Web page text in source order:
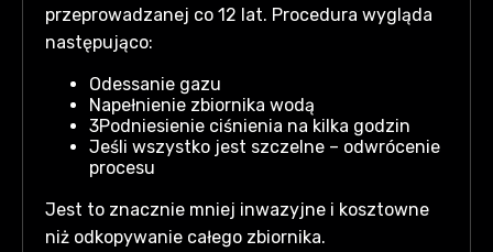
przeprowadzanej co 12 lat. Procedura wygląda
następująco:
Odessanie gazu
Napełnienie zbiornika wodą
3Podniesienie ciśnienia na kilka godzin
Jeśli wszystko jest szczelne – odwrócenie
procesu
Jest to znacznie mniej inwazyjne i kosztowne
niż odkopywanie całego zbiornika.